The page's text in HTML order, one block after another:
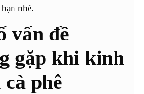
nhé.
vấn đề
gặp khi kinh
phê